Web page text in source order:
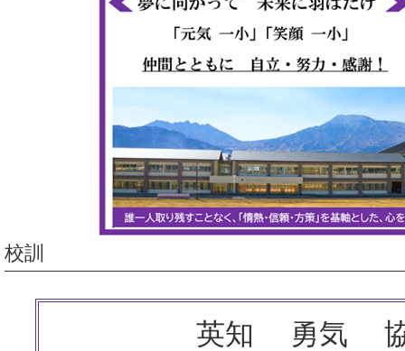
校訓
英知 勇気